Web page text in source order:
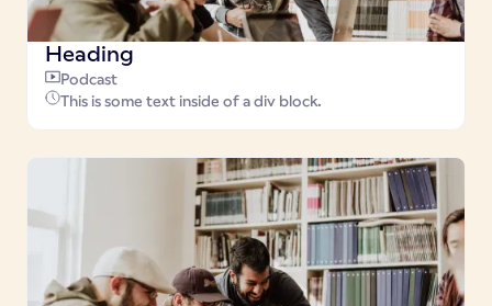
Heading
Podcast
This is some text inside of a div block.